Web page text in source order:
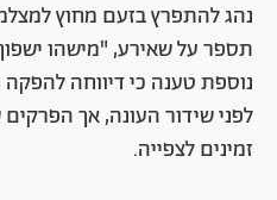
נהג להתפרץ בזעם מחוץ
תספר על שאירע, "מישהו
נוספת טענה כי דיווחה להפקה
לפני שידור העונה, אך
זמינים לצפייה.